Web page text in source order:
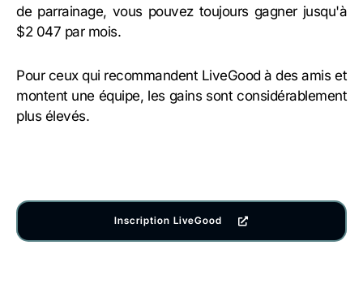
de parrainage, vous pouvez toujours gagner jusqu'à
$2 047 par mois.
Pour ceux qui recommandent LiveGood à des amis et
montent une équipe, les gains sont considérablement
plus élevés.
Inscription LiveGood